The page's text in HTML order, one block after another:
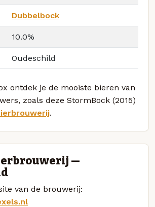
Dubbelbock
10.0%
Oudeschild
ontdek je de mooiste bieren van
zoals deze StormBock (2015)
.
—
van de brouwerij: